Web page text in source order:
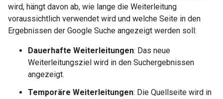
wird, hängt davon ab, wie lange die Weiterleitung
voraussichtlich verwendet wird und welche Seite in den
Ergebnissen der Google Suche angezeigt werden soll:
Dauerhafte Weiterleitungen: Das neue
Weiterleitungsziel wird in den Suchergebnissen
angezeigt.
Temporäre Weiterleitungen: Die Quellseite wird in